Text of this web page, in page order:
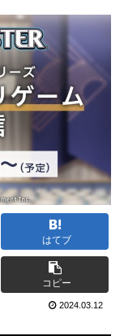
はてブ
コピー
2024.03.12